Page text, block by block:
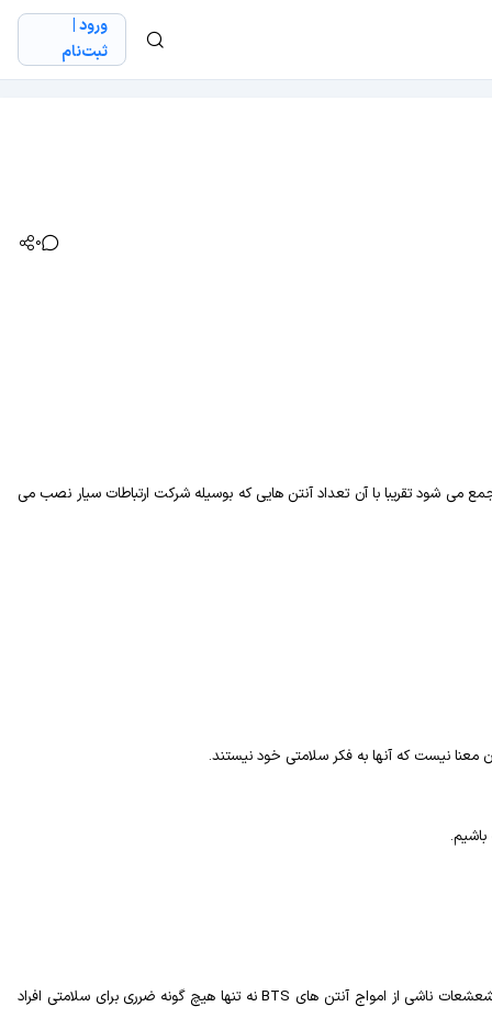
ورود |
ثبت‌نام
0
شود تقریبا با آن تعداد آنتن هایی که بوسیله شرکت ارتباطات سیار نصب می
ناشی از امواج آنتن های BTSنه تنها هیچ گونه ضرری برای سلامتی افراد